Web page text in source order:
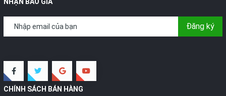
Đăng ký
CHÍNH SÁCH BÁN HÀNG